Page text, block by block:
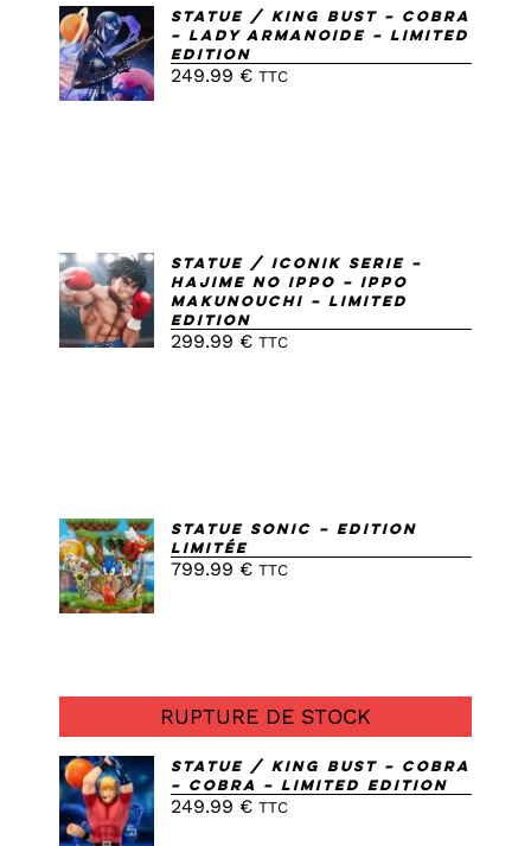
AJOUTER
AU
PANIER
/
DETAILS
Statue / King Bust – Cobra
– Lady Armanoide – Limited
Edition
249.99 € TTC
AJOUTER
AU
PANIER
/
DETAILS
Statue / IConiK Serie –
Hajime No Ippo – Ippo
Makunouchi – Limited
Edition
299.99 € TTC
AJOUTER
AU
PANIER
/
DETAILS
Statue Sonic – Edition
Limitée
799.99 € TTC
RUPTURE DE STOCK
DETAILS
Statue / King Bust – Cobra
– Cobra – Limited Edition
249.99 € TTC